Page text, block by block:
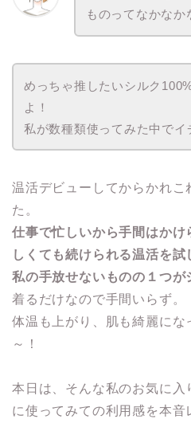
ものってなかなか
めっちゃ推したいシルク
よ！
私が数種類使ってみた中でイ
温活デビューしてからかれこ
た。
仕事で忙しいから手間はかけ
しくても続けられる温活を
私の手放せないものの１つが
着るだけなので手間いらず。
体温も上がり、肌も綺麗にな
～！
本日は、そんな私のお気に入
に使ってみての利用感を本音